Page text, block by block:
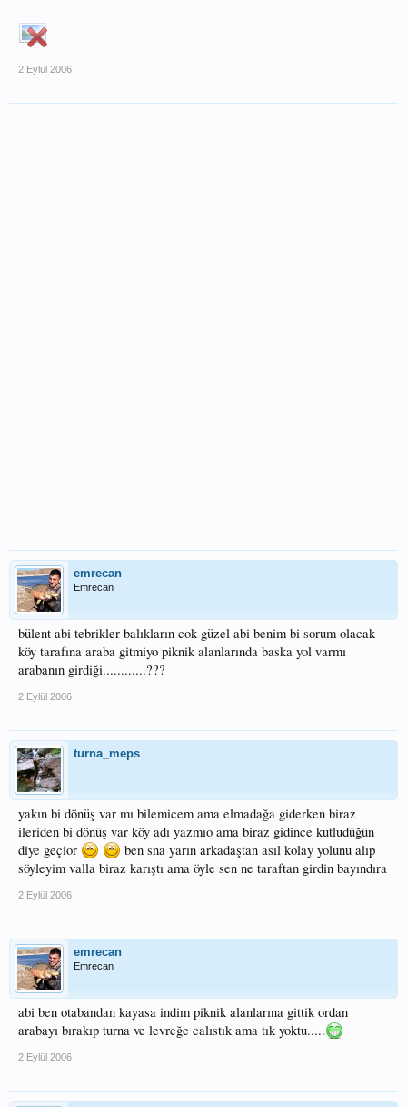
2 Eylül 2006
emrecan
Emrecan
bülent abi tebrikler balıkların cok güzel abi benim bi sorum olacak
köy tarafına araba gitmiyo piknik alanlarında baska yol varmı
arabanın girdiği............???
2 Eylül 2006
turna_meps
yakın bi dönüş var mı bilemicem ama elmadağa giderken biraz
ileriden bi dönüş var köy adı yazmıo ama biraz gidince kutludüğün
diye geçior
ben sna yarın arkadaştan asıl kolay yolunu alıp
söyleyim valla biraz karıştı ama öyle sen ne taraftan girdin bayındıra
2 Eylül 2006
emrecan
Emrecan
abi ben otabandan kayasa indim piknik alanlarına gittik ordan
arabayı bırakıp turna ve levreğe calıstık ama tık yoktu.....
2 Eylül 2006